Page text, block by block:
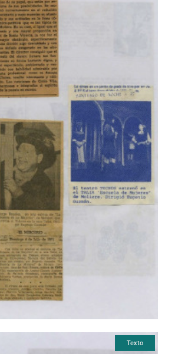
Texto